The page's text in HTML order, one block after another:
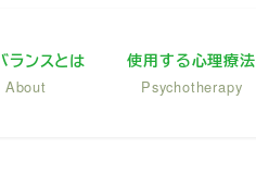
ランスとは
About
使用する心理療法
Psychotherapy